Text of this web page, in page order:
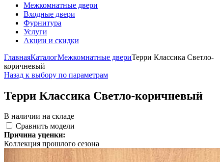
Межкомнатные двери
Входные двери
Фурнитура
Услуги
Акции и скидки
ГлавнаяКаталогМежкомнатные двериТерри Классика Светло-
коричневый
Назад к выбору по параметрам
Терри Классика Светло-коричневый
В наличии на складе
Сравнить модели
Причина уценки:
Коллекция прошлого сезона